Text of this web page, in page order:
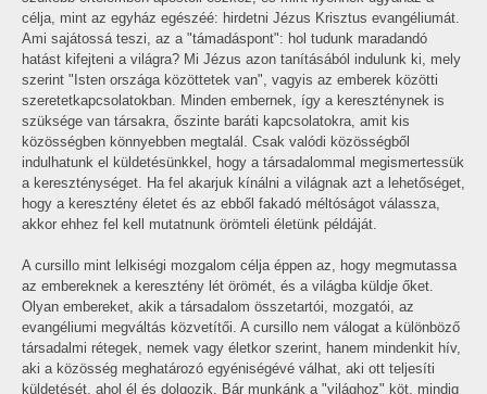
célja, mint az egyház egészéé: hirdetni Jézus Krisztus evangéliumát.
Ami sajátossá teszi, az a "támadáspont": hol tudunk maradandó
hatást kifejteni a világra? Mi Jézus azon tanításából indulunk ki, mely
szerint "Isten országa közöttetek van", vagyis az emberek közötti
szeretetkapcsolatokban. Minden embernek, így a kereszténynek is
szüksége van társakra, őszinte baráti kapcsolatokra, amit kis
közösségben könnyebben megtalál. Csak valódi közösségből
indulhatunk el küldetésünkkel, hogy a társadalommal megismertessük
a kereszténységet. Ha fel akarjuk kínálni a világnak azt a lehetőséget,
hogy a keresztény életet és az ebből fakadó méltóságot válassza,
akkor ehhez fel kell mutatnunk örömteli életünk példáját.
A cursillo mint lelkiségi mozgalom célja éppen az, hogy megmutassa
az embereknek a keresztény lét örömét, és a világba küldje őket.
Olyan embereket, akik a társadalom összetartói, mozgatói, az
evangéliumi megváltás közvetítői. A cursillo nem válogat a különböző
társadalmi rétegek, nemek vagy életkor szerint, hanem mindenkit hív,
aki a közösség meghatározó egyéniségévé válhat, aki ott teljesíti
küldetését, ahol él és dolgozik. Bár munkánk a "világhoz" köt, mindig